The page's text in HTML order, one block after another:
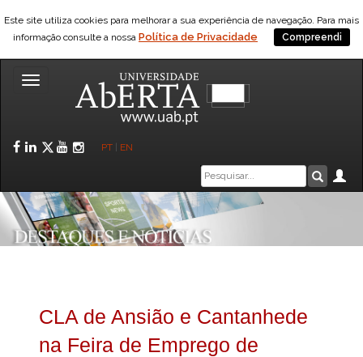
Este site utiliza cookies para melhorar a sua experiência de navegação. Para mais
informação consulte a nossa Política de Privacidade Compreendi
Toggle
Facebook
LinkedIn
Twitter
YouTube
Instagram
PT EN
Caixa
de
pesquisa
CLA de Ansião e Cantanhede
na Feira de Emprego de